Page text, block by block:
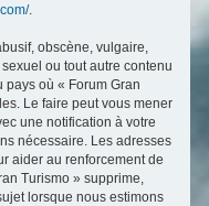
.
obscène, vulgaire,
ou tout autre contenu
où « Forum Gran
Le faire peut vous mener
une notification à votre
nécessaire. Les adresses
aider au renforcement de
Turismo » supprime,
lorsque nous estimons